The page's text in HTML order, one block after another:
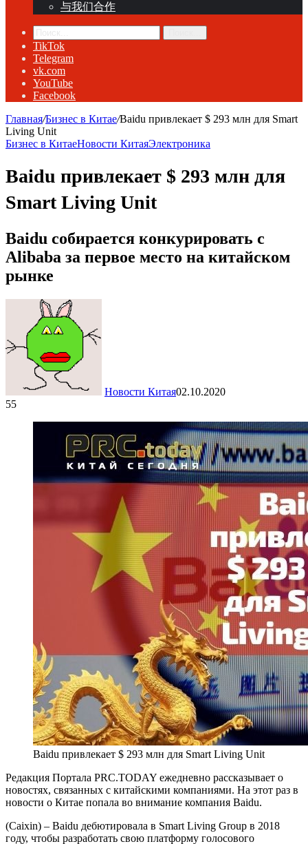
与我们合作
TikTok
Telegram
vk.com
YouTube
Facebook
Главная/Бизнес в Китае/Baidu привлекает $ 293 млн для Smart
Living Unit
Бизнес в КитаеНовости КитаяЭлектроника
Baidu привлекает $ 293 млн для
Smart Living Unit
Baidu собирается конкурировать с
Alibaba за первое место на китайском
рынке
Новости Китая02.10.2020
55
Baidu привлекает $ 293 млн для Smart Living Unit
Редакция Портала PRC.TODAY ежедневно рассказывает о
новостях, связанных с китайскими компаниями. На этот раз в
новости о Китае попала во внимание компания Baidu.
(Caixin) – Baidu дебютировала в Smart Living Group в 2018
году, чтобы разработать свою платформу голосового